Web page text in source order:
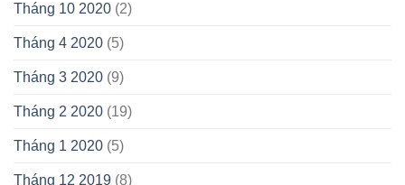
Tháng 10 2020 (2)
Tháng 4 2020 (5)
Tháng 3 2020 (9)
Tháng 2 2020 (19)
Tháng 1 2020 (5)
Tháng 12 2019 (8)